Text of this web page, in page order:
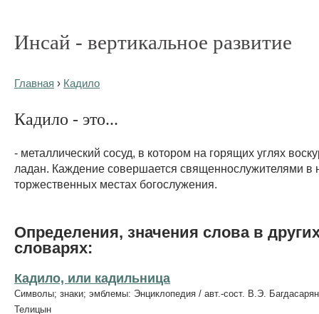
Инсай - вертикальное развитие
Главная › Кадило
Кадило - это...
- металлический сосуд, в котором на горящих углях
ладан. Каждение совершается священнослужителями в
торжественных местах богослужения.
Определения, значения слова в
словарях:
Кадило, или кадильница
Символы; знаки; эмблемы: Энциклопедия / авт.-сост. В.Э.
Телицын